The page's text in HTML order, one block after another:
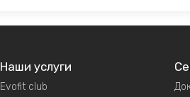
Наши услуги
Evofit club